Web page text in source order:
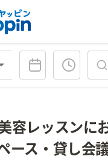
会場タイプ
容レッスンに
ース・貸し会